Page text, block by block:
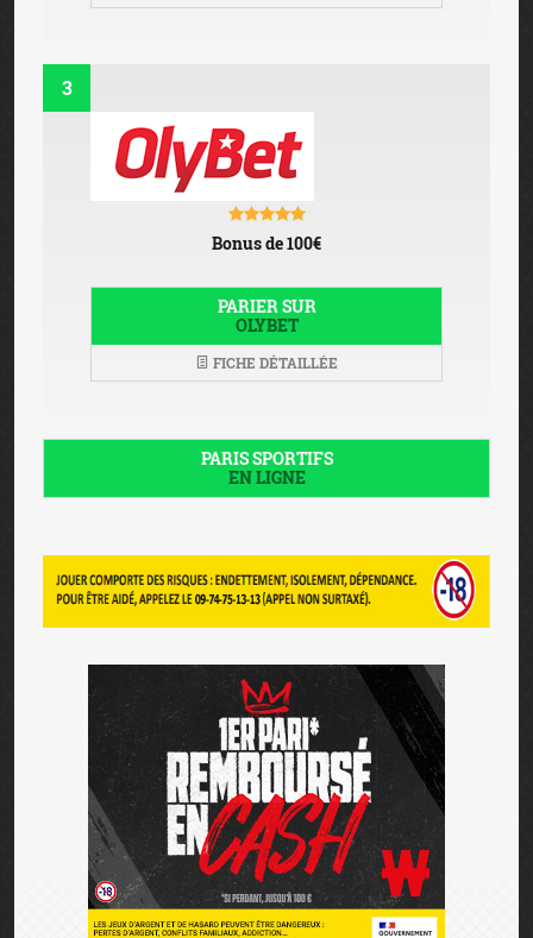
3
Bonus de 100€
PARIER SUR
OLYBET
FICHE DÉTAILLÉE
PARIS SPORTIFS
EN LIGNE